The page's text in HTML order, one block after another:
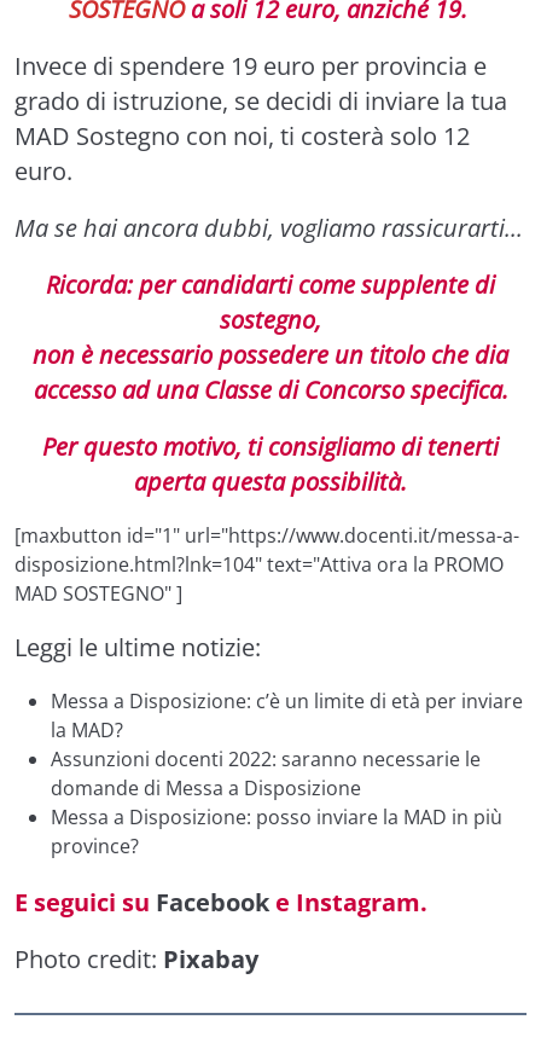
SOSTEGNOa soli 12 euro, anziché 19.
Invece di spendere 19 euro per provincia e
grado di istruzione, se decidi di inviare la tua
MAD Sostegno con noi, ti costerà solo 12
euro.
Ma se hai ancora dubbi, vogliamo rassicurarti...
Ricorda: per candidarti come supplente di
sostegno,
non è necessario possedere un titolo che dia
accesso ad una Classe di Concorso specifica.
Per questo motivo, ti consigliamo di tenerti
aperta questa possibilità.
[maxbutton id="1" url="https://www.docenti.it/messa-a-
disposizione.html?lnk=104" text="Attiva ora la PROMO
MAD SOSTEGNO" ]
Leggi le ultime notizie:
Messa a Disposizione: c’è un limite di età per inviare
la MAD?
Assunzioni docenti 2022: saranno necessarie le
domande di Messa a Disposizione
Messa a Disposizione: posso inviare la MAD in più
province?
E seguici su Facebook e Instagram.
Photo credit: Pixabay